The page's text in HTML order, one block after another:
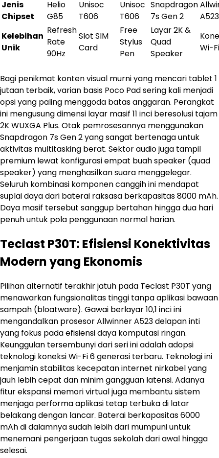
Jenis
Chipset
Helio
G85
Unisoc
T606
Unisoc
T606
Snapdragon
7s Gen 2
A523
Kelebihan
Unik
Refresh
Rate
90Hz
Slot SIM
Card
Free
Stylus
Pen
Layar 2K &
Quad
Speaker
Wi-
Bagi penikmat konten visual murni yang mencari tablet 1
jutaan terbaik, varian basis Poco Pad sering kali menjadi
opsi yang paling menggoda batas anggaran. Perangkat
ini mengusung dimensi layar masif 11 inci beresolusi tajam
2K WUXGA Plus. Otak pemrosesannya menggunakan
Snapdragon 7s Gen 2 yang sangat bertenaga untuk
aktivitas multitasking berat. Sektor audio juga tampil
premium lewat konfigurasi empat buah speaker (quad
speaker) yang menghasilkan suara menggelegar.
Seluruh kombinasi komponen canggih ini mendapat
suplai daya dari baterai raksasa berkapasitas 8000 mAh.
Daya masif tersebut sanggup bertahan hingga dua hari
penuh untuk pola penggunaan normal harian.
Teclast P30T: Efisiensi Konektivitas
Modern yang Ekonomis
Pilihan alternatif terakhir jatuh pada Teclast P30T yang
menawarkan fungsionalitas tinggi tanpa aplikasi bawaan
sampah (bloatware). Gawai berlayar 10,1 inci ini
mengandalkan prosesor Allwinner A523 delapan inti
yang fokus pada efisiensi daya komputasi ringan.
Keunggulan tersembunyi dari seri ini adalah adopsi
teknologi koneksi Wi-Fi 6 generasi terbaru. Teknologi ini
menjamin stabilitas kecepatan internet nirkabel yang
jauh lebih cepat dan minim gangguan latensi. Adanya
fitur ekspansi memori virtual juga membantu sistem
menjaga performa aplikasi tetap terbuka di latar
belakang dengan lancar. Baterai berkapasitas 6000
mAh di dalamnya sudah lebih dari mumpuni untuk
menemani pengerjaan tugas sekolah dari awal hingga
selesai.